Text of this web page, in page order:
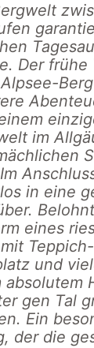
Der
im
in eine
eines
und
absolutem
gen Tal
Ein
der die